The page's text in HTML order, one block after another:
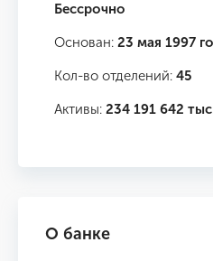
Бессрочно
Основан: 23 мая 1997
Кол-во отделений: 45
Активы: 234 191 642
О банке